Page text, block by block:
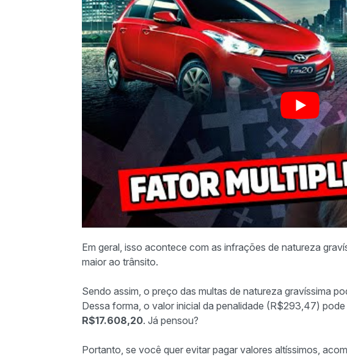
Em geral, isso acontece com as infrações de natureza
maior ao trânsito.
Sendo assim, o preço das multas de natureza gravíssima
Dessa forma, o valor inicial da penalidade (R$293,47)
R$17.608,20. Já pensou?
Portanto, se você quer evitar pagar valores altíssimos,